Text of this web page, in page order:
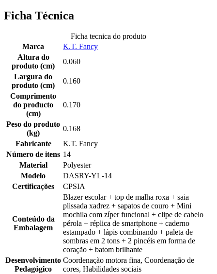
Ficha Técnica
Ficha tecnica do produto
Marca
K.T. Fancy
Altura do
produto (cm)
0.060
Largura do
produto (cm)
0.160
Comprimento
do producto
(cm)
0.170
Peso do produto
(kg)
0.168
Fabricante
K.T. Fancy
Número de itens 14
Material
Polyester
Modelo
DASRY-YL-14
Certificações
CPSIA
Conteúdo da
Embalagem
Blazer escolar + top de malha roxa + saia
plissada xadrez + sapatos de couro + Mini
mochila com zíper funcional + clipe de cabelo
pérola + réplica de smartphone + caderno
estampado + lápis combinando + paleta de
sombras em 2 tons + 2 pincéis em forma de
coração + batom brilhante
Desenvolvimento
Pedagógico
Coordenação motora fina, Coordenação de
cores, Habilidades sociais